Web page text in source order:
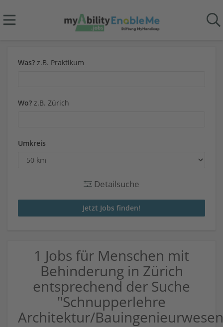
Was? z.B. Praktikum
Wo? z.B. Zürich
Umkreis
Detailsuche
1 Jobs für Menschen mit
Behinderung in Zürich
entsprechend der Suche
"Schnupperlehre
Architektur/